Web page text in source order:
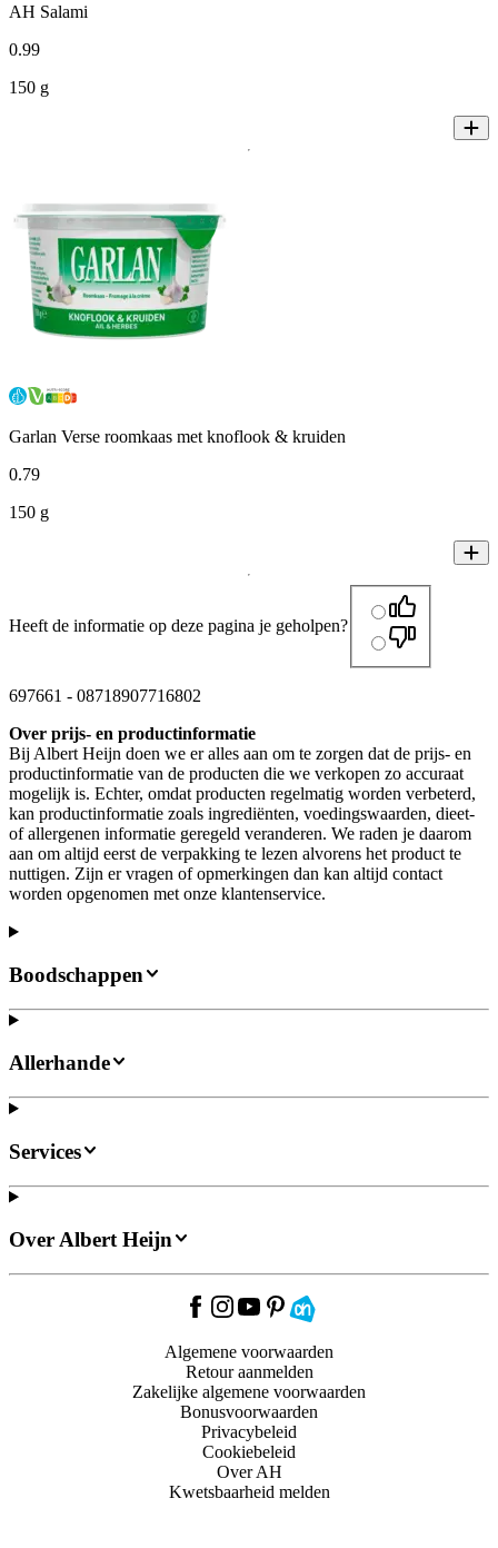
AH Salami
0.99
150 g
Garlan Verse roomkaas met knoflook & kruiden
0.79
150 g
Heeft de informatie op deze pagina je geholpen?
697661 - 08718907716802
Over prijs- en productinformatie
Bij Albert Heijn doen we er alles aan om te zorgen dat de prijs- en
productinformatie van de producten die we verkopen zo accuraat
mogelijk is. Echter, omdat producten regelmatig worden verbeterd,
kan productinformatie zoals ingrediënten, voedingswaarden, dieet-
of allergenen informatie geregeld veranderen. We raden je daarom
aan om altijd eerst de verpakking te lezen alvorens het product te
nuttigen. Zijn er vragen of opmerkingen dan kan altijd contact
worden opgenomen met onze klantenservice.
Boodschappen
Allerhande
Services
Over Albert Heijn
Algemene voorwaarden
Retour aanmelden
Zakelijke algemene voorwaarden
Bonusvoorwaarden
Privacybeleid
Cookiebeleid
Over AH
Kwetsbaarheid melden